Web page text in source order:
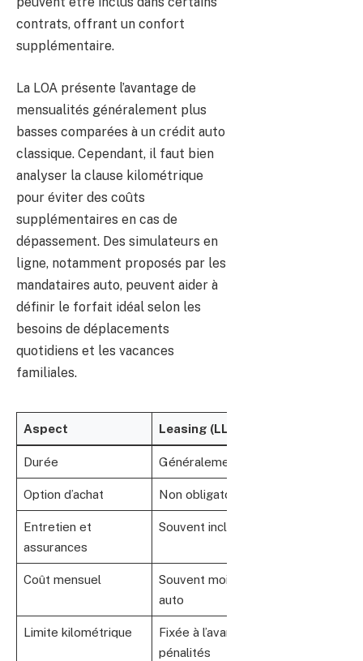
contrats, offrant un confort
supplémentaire.
La LOA présente l’avantage de
mensualités généralement plus
basses comparées à un crédit auto
classique. Cependant, il faut bien
analyser la clause kilométrique
pour éviter des coûts
supplémentaires en cas de
dépassement. Des simulateurs en
ligne, notamment proposés par les
mandataires auto, peuvent aider à
définir le forfait idéal selon les
besoins de déplacements
quotidiens et les vacances
familiales.
Aspect Leasing (LLD)
Durée Généralement 1 à 5 ans
Option d’achat Non obligatoire
Entretien et
assurances
Souvent inclus
Coût mensuel
Souvent moins cher que crédit
auto
Limite kilométrique
Fixée à l’avance, risque de
pénalités